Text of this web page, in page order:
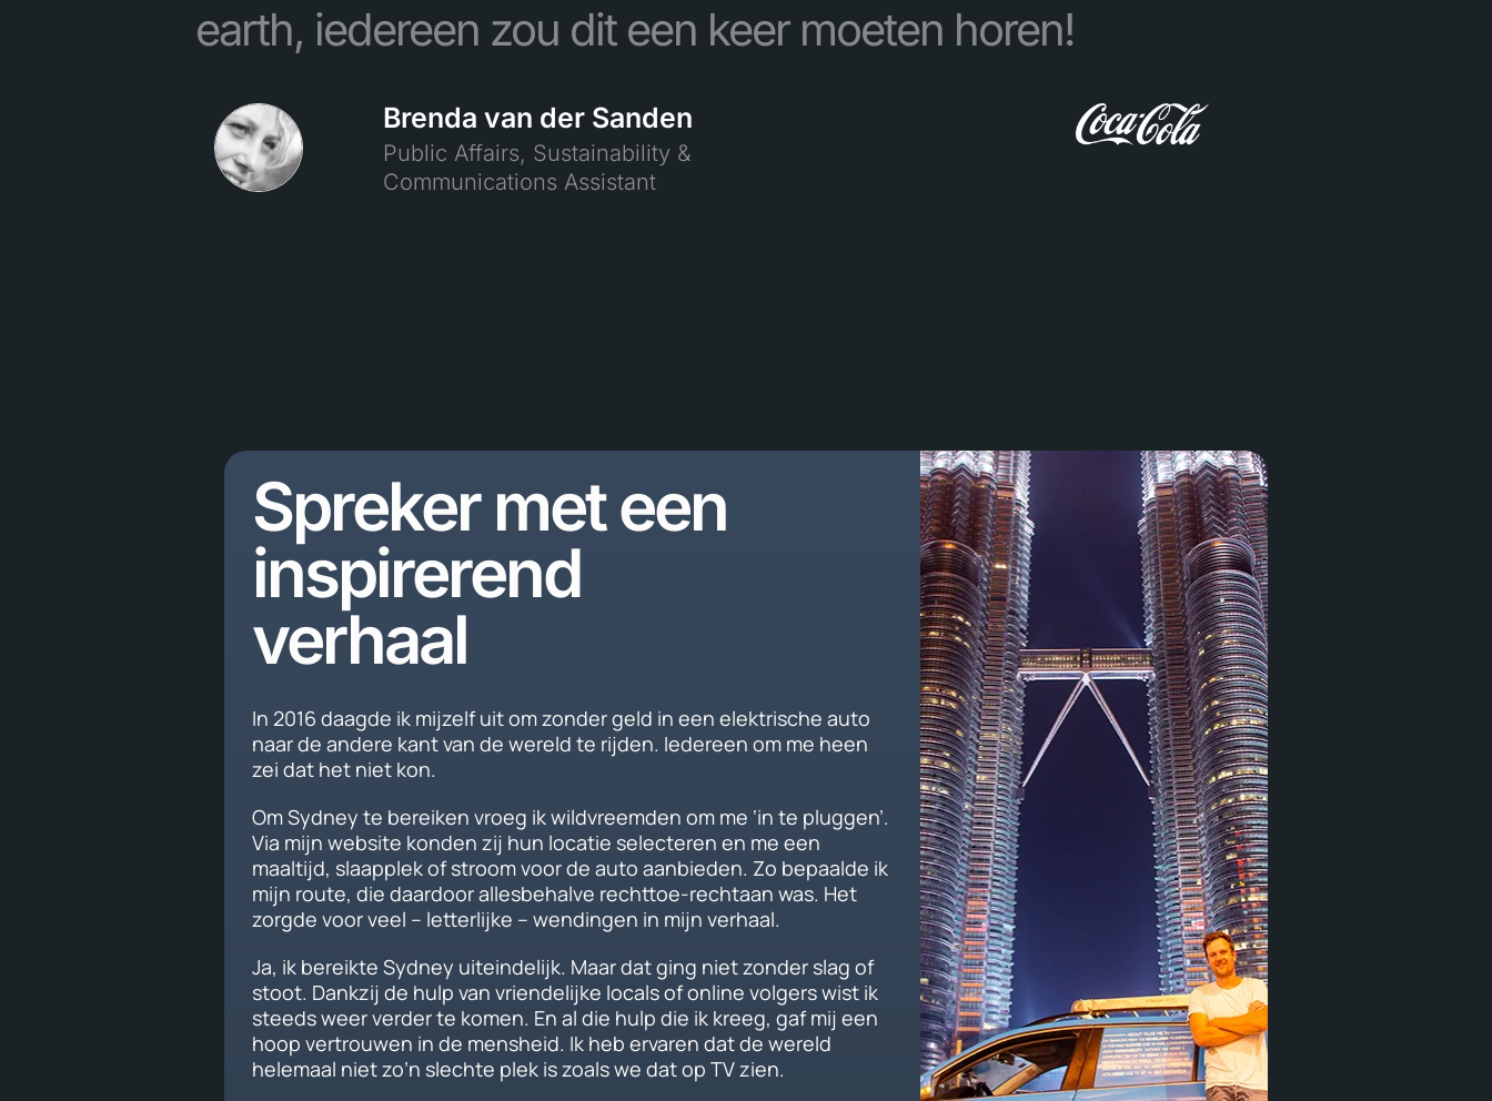
earth, iedereen zou dit een keer moeten horen!
Brenda van der Sanden
Public Affairs, Sustainability &
Communications Assistant
Spreker met een
inspirerend
verhaal
In 2016 daagde ik mijzelf uit om zonder geld in een elektrische auto
naar de andere kant van de wereld te rijden. Iedereen om me heen
zei dat het niet kon.
Om Sydney te bereiken vroeg ik wildvreemden om me ‘in te pluggen’.
Via mijn website konden zij hun locatie selecteren en me een
maaltijd, slaapplek of stroom voor de auto aanbieden. Zo bepaalde ik
mijn route, die daardoor allesbehalve rechttoe-rechtaan was. Het
zorgde voor veel – letterlijke – wendingen in mijn verhaal.
Ja, ik bereikte Sydney uiteindelijk. Maar dat ging niet zonder slag of
stoot. Dankzij de hulp van vriendelijke locals of online volgers wist ik
steeds weer verder te komen. En al die hulp die ik kreeg, gaf mij een
hoop vertrouwen in de mensheid. Ik heb ervaren dat de wereld
helemaal niet zo’n slechte plek is zoals we dat op TV zien.